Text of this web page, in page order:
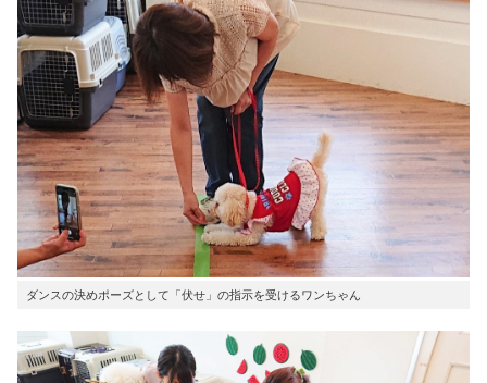
ダンスの決めポーズとして「伏せ」の指示を受けるワンちゃん